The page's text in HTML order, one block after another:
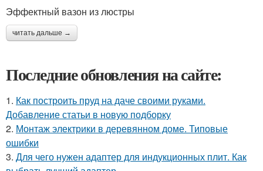
Эффектный вазон из люстры
читать дальше →
Последние обновления на сайте:
1. Как построить пруд на даче своими руками.
Добавление статьи в новую подборку
2. Монтаж электрики в деревянном доме. Типовые
ошибки
3. Для чего нужен адаптер для индукционных плит. Как